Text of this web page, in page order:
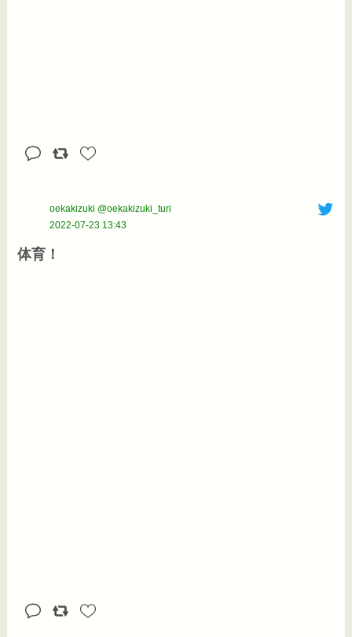
oekakizuki @oekakizuki_turi
2022-07-23 13:43
体育！